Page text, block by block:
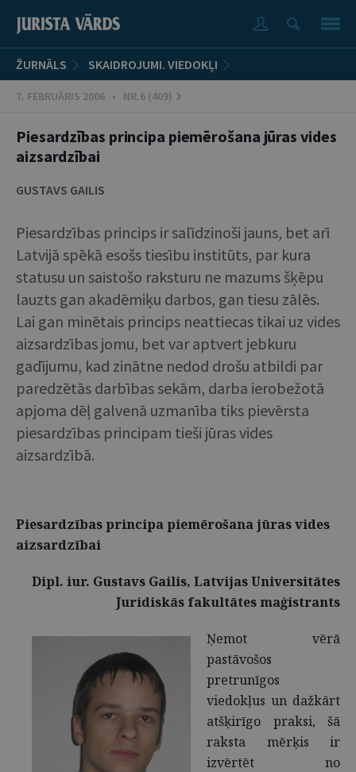
ŽURNĀLS SKAIDROJUMI. VIEDOKĻI
7. FEBRUĀRIS 2006 • NR.6 (409)
Piesardzības principa piemērošana jūras vides
aizsardzībai
GUSTAVS GAILIS
Piesardzības princips ir salīdzinoši jauns, bet arī
Latvijā spēkā esošs tiesību institūts, par kura
statusu un saistošo raksturu ne mazums šķēpu
lauzts gan akadēmiķu darbos, gan tiesu zālēs.
Lai gan minētais princips neattiecas tikai uz vides
aizsardzības jomu, bet var aptvert jebkuru
gadījumu, kad zinātne nedod drošu atbildi par
paredzētās darbības sekām, darba ierobežotā
apjoma dēļ galvenā uzmanība tiks pievērsta
piesardzības principam tieši jūras vides
aizsardzībā.
Piesardzības principa piemērošana jūras vides
aizsardzībai
Dipl. iur. Gustavs Gailis, Latvijas Universitātes
Juridiskās fakultātes maģistrants
Ņemot vērā
pastāvošos
pretrunīgos
viedokļus un dažkārt
atšķirīgo praksi, šā
raksta mērķis ir
izvērtēt no